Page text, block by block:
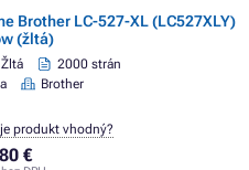
Brother LC-527-XL (LC527XLY)
(žltá)
Žltá
2000 strán
Brother
€
produkt vhodný?